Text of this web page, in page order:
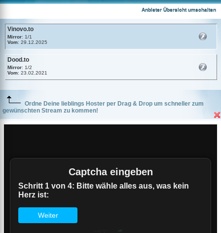
Anbieter Übersicht umschalten
Vinovo.to
Mirror: 1/1
Vom: 29.12.2025
Dood.to
Mirror: 1/2
Vom: 23.02.2021
Ordne Deine lieblings Hoster per Drag & Drop um schneller zum
gewünschten Stream zu kommen!